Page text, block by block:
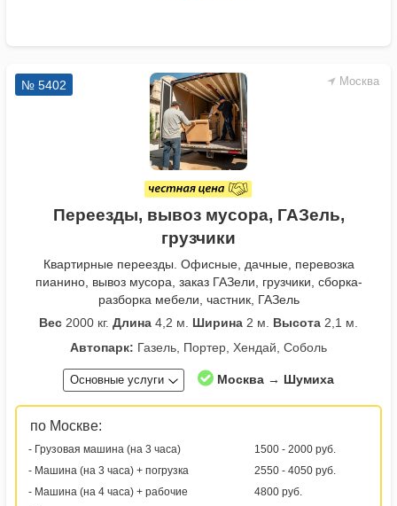
Москва
№ 5402
Переезды, вывоз мусора, ГАЗель,
грузчики
Квартирные переезды. Офисные, дачные, перевозка
пианино, вывоз мусора, заказ ГАЗели, грузчики, сборка-
разборка мебели, частник, ГАЗель
Вес 2000 кг. Длина 4,2 м. Ширина 2 м. Высота 2,1 м.
Автопарк: Газель, Портер, Хендай, Соболь
Основные услуги Москва → Шумиха
по Москве:
- Грузовая машина (на 3 часа)
1500 - 2000 руб.
- Машина (на 3 часа) + погрузка
2550 - 4050 руб.
- Машина (на 4 часа) + рабочие
4800 руб.